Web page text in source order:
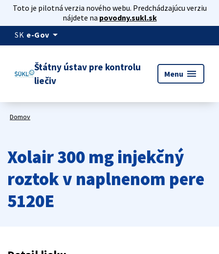
Toto je pilotná verzia nového webu. Predchádzajúcu verziu
nájdete na povodny.sukl.sk
SK e-Gov arrow_drop_down
Štátny ústav pre kontrolu
liečiv
Menu menu
Domov
Xolair 300 mg injekčný
roztok v naplnenom pere
5120E